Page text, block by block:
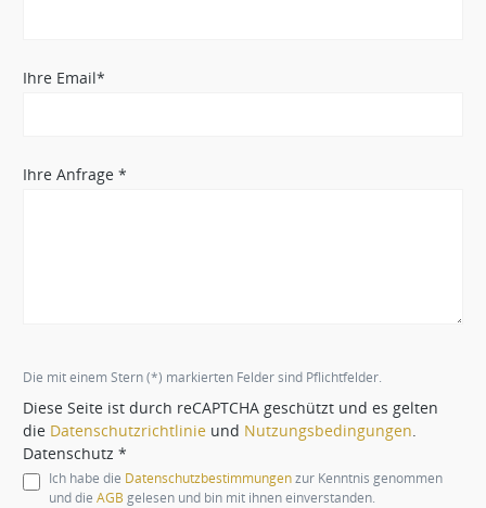
Ihre Email*
Ihre Anfrage *
Die mit einem Stern (*) markierten Felder sind Pflichtfelder.
Diese Seite ist durch reCAPTCHA geschützt und es gelten
die Datenschutzrichtlinie und Nutzungsbedingungen
Datenschutz *
Ich habe die Datenschutzbestimmungenzur Kenntnis genommen
und die AGB gelesen und bin mit ihnen einverstanden.